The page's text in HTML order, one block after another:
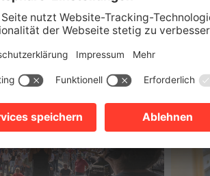
und Ihr Betrieb ist noch nicht
marketing.de.